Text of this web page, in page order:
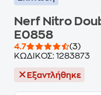
Nerf Nitro
E0858
4.7
(3)
ΚΩΔΙΚΟΣ: 1283873
Εξαντλήθηκε